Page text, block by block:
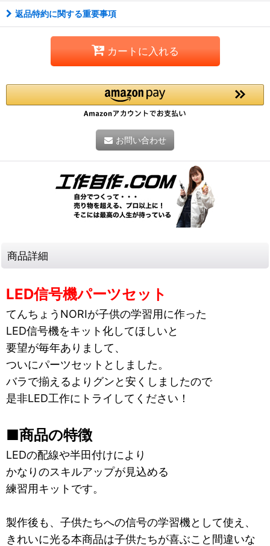
返品特約に関する重要事項
カートに入れる
お問い合わせ
商品詳細
LED信号機パーツセット
てんちょうNORIが子供の学習用に作った
LED信号機をキット化してほしいと
要望が毎年ありまして、
ついにパーツセットとしました。
バラで揃えるよりグンと安くしましたので
是非LED工作にトライしてください！
■商品の特徴
LEDの配線や半田付けにより
かなりのスキルアップが見込める
練習用キットです。
製作後も、子供たちへの信号の学習機として使え、
きれいに光る本商品は子供たちが喜ぶこと間違いな